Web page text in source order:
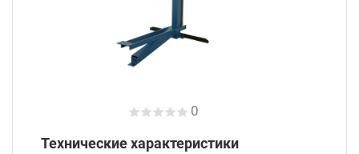
0
Технические характеристики